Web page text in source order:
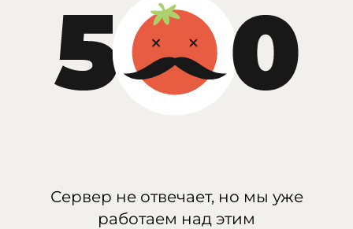
Сервер не отвечает, но мы уже
работаем над этим